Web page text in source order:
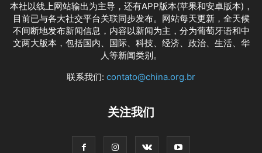
本社以线上网站输出为主导，还有APP版本(苹果和安卓版本)，
目前已与各大社交平台关联同步发布。网站每天更新，全天候
不间断地发布新闻信息，内容以新闻为主，分为葡萄牙语和中
文两大版本，包括国内、国际、科技、经济、政治、生活、华
人等新闻类别。
联系我们: contato@china.org.br
关注我们